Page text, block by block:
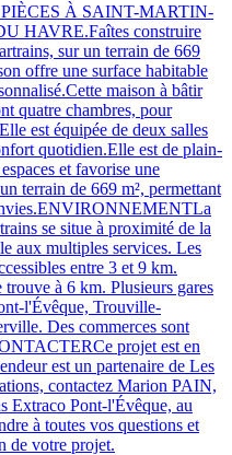
À SAINT-MARTIN-
HAVRE.Faîtes construire
sur un terrain de 669
offre une surface habitable
maison à bâtir
quatre chambres, pour
est équipée de deux salles
quotidien.Elle est de plain-
et favorise une
terrain de 669 m², permettant
se situe à proximité de la
aux multiples services. Les
entre 3 et 9 km.
à 6 km. Plusieurs gares
l'Évêque, Trouville-
Des commerces sont
projet est en
est un partenaire de Les
contactez Marion PAIN,
Extraco Pont-l'Évêque, au
à toutes vos questions et
de votre projet.